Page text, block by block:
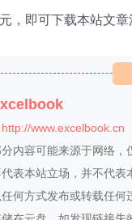
，即可下载本站文章
http://www.excelbook.cn
内容可能来源于网络，
表本站立场，并不代表
何方式发布或转载任何